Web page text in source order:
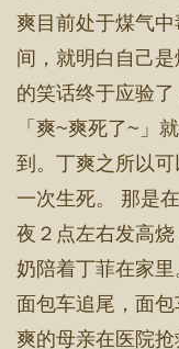
爽目前处于煤气
间，就明白自己
的笑话终于应验
「爽~爽死了~」
到。丁爽之所以
一次生死。 那是
夜２点左右发高
奶陪着丁菲在家
面包车追尾，面
爽的母亲在医院